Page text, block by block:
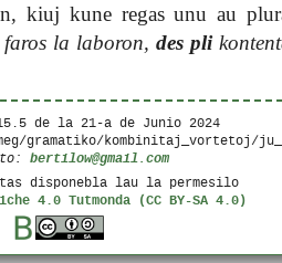
kiuj kune regas unu au
la laboron, des pli
de la 21-a de Junio 2024
gramatiko/kombinitaj_vortetoj/
bertilow@gmail.com
disponebla lau la permesilo
4.0 Tutmonda (CC BY-SA 4.0)